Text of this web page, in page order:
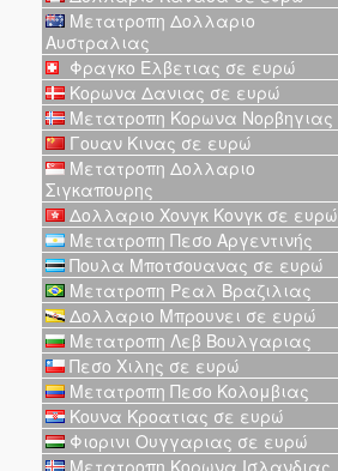
Μετατροπη Δολλαριο
Αυστραλιας
Φραγκο Ελβετιας σε ευρώ
Κορωνα Δανιας σε ευρώ
Μετατροπη Κορωνα Νορβηγιας
Γουαν Κινας σε ευρώ
Μετατροπη Δολλαριο
Σιγκαπουρης
Δολλαριο Χονγκ Κονγκ σε ευρώ
Μετατροπη Πεσο Αργεντινής
Πουλα Μποτσουανας σε ευρώ
Μετατροπη Ρεαλ Βραζιλιας
Δολλαριο Μπρουνει σε ευρώ
Μετατροπη Λεβ Βουλγαριας
Πεσο Χιλης σε ευρώ
Μετατροπη Πεσο Κολομβιας
Κουνα Κροατιας σε ευρώ
Φιορινι Ουγγαριας σε ευρώ
Μετατροπη Κορωνα Ισλανδιας